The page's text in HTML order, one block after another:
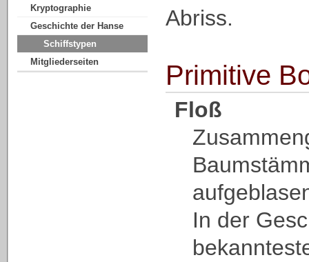
Kryptographie
Geschichte der Hanse
Schiffstypen
Mitgliederseiten
Abriss.
Primitive
Floß
In der